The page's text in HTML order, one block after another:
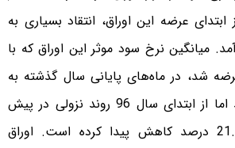
ابتدای عرضه این اوراق، انتقاد بسیاری به
میانگین نرخ سود موثر این اوراق که با
عرضه شد، در ماه‌های پایانی سال گذشته به
حدود 28 درصد رسید اما از ابتدای سال 96 روند نزولی در پیش
گرفته و به حدود 21.5 درصد کاهش پیدا کرده است. اوراق